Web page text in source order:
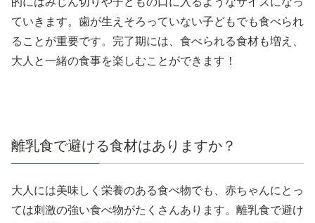
ていきます。歯が生えそろっていない子どもでも食べられ
ることが重要です。完了期には、食べられる食材も増え、
大人と一緒の食事を楽しむことができます！
離乳食で避ける食材はありますか？
大人には美味しく栄養のある食べ物でも、赤ちゃんにとっ
ては刺激の強い食べ物がたくさんあります。離乳食で避け